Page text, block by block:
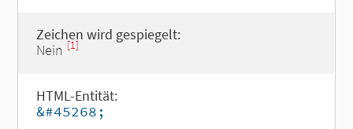
Zeichen wird gespiegelt:
Nein [1]
HTML-Entität:
&#45268;